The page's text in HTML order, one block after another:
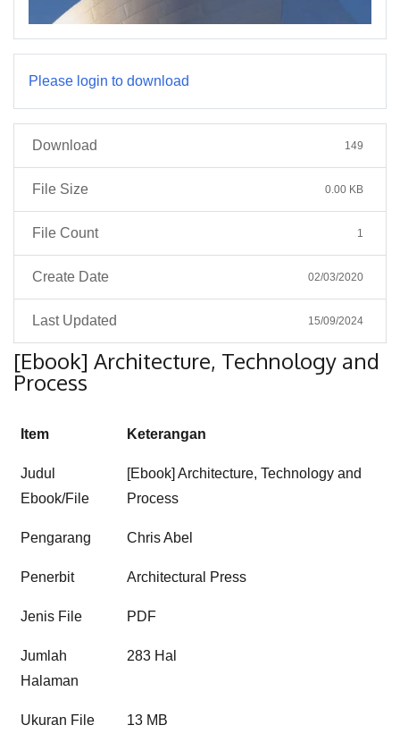
Please login to download
Download 149
File Size 0.00 KB
File Count 1
Create Date 02/03/2020
Last Updated 15/09/2024
[Ebook] Architecture, Technology and
Process
Item Keterangan
Judul
Ebook/File
[Ebook] Architecture, Technology and
Process
Pengarang Chris Abel
Penerbit Architectural Press
Jenis File PDF
Jumlah
Halaman
283 Hal
Ukuran File 13 MB